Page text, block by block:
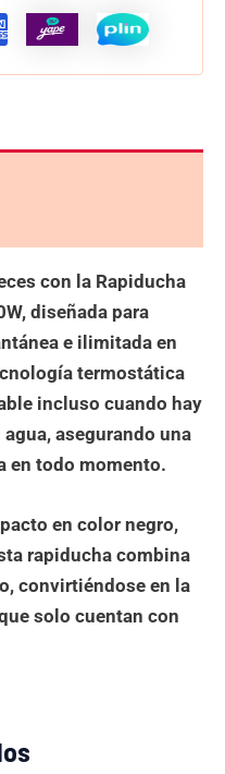
con la Rapiducha
diseñada para
e ilimitada en
termostática
incluso cuando hay
asegurando una
en todo momento.
en color negro,
rapiducha combina
convirtiéndose en la
solo cuentan con